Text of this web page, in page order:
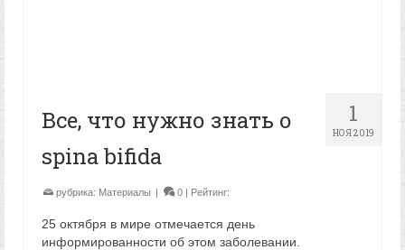
1
НОЯ 2019
Все, что нужно знать о
spina bifida
рубрика: Материалы | 0 | Рейтинг:
25 октября в мире отмечается день
информированности об этом заболевании.